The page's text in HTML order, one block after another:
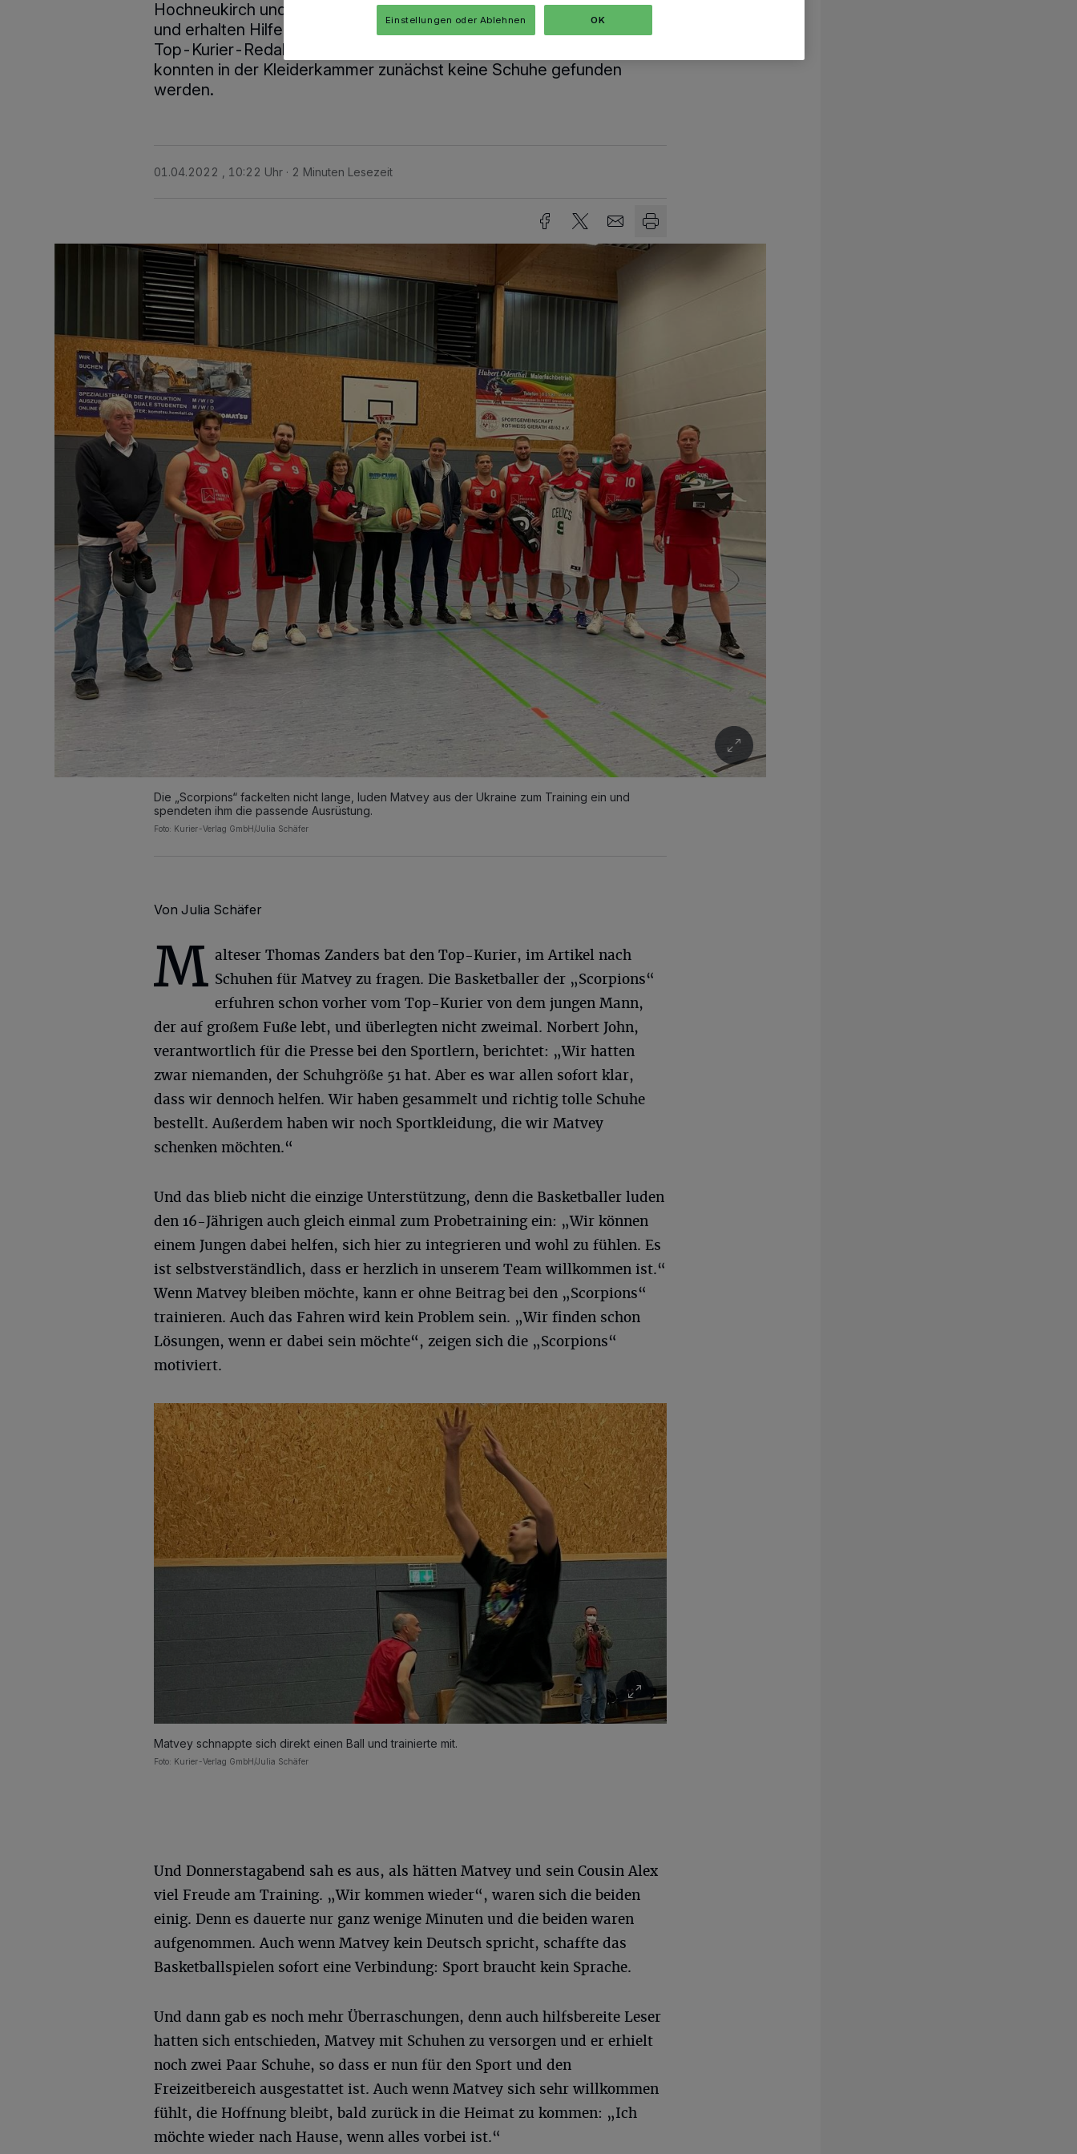
Hochneukirch und Odenkirchen sind die Ukrainer untergekommen
und erhalten Hilfe. Die Kleiderkammer der Malteser erzählte unserer
Top-Kurier-Redakteurin von Matvey. Denn mit Schuhgröße 51
konnten in der Kleiderkammer zunächst keine Schuhe gefunden
werden.
01.04.2022 , 10:22 Uhr 2 Minuten Lesezeit
Die „Scorpions“ fackelten nicht lange, luden Matvey aus der Ukraine zum Training ein und
spendeten ihm die passende Ausrüstung.
Foto: Kurier-Verlag GmbH/Julia Schäfer
Von Julia Schäfer
M alteser Thomas Zanders bat den Top-Kurier, im Artikel nach
Schuhen für Matvey zu fragen. Die Basketballer der „Scorpions“
erfuhren schon vorher vom Top-Kurier von dem jungen Mann,
der auf großem Fuße lebt, und überlegten nicht zweimal. Norbert John,
verantwortlich für die Presse bei den Sportlern, berichtet: „Wir hatten
zwar niemanden, der Schuhgröße 51 hat. Aber es war allen sofort klar,
dass wir dennoch helfen. Wir haben gesammelt und richtig tolle Schuhe
bestellt. Außerdem haben wir noch Sportkleidung, die wir Matvey
schenken möchten.“
Und das blieb nicht die einzige Unterstützung, denn die Basketballer luden
den 16-Jährigen auch gleich einmal zum Probetraining ein: „Wir können
einem Jungen dabei helfen, sich hier zu integrieren und wohl zu fühlen. Es
ist selbstverständlich, dass er herzlich in unserem Team willkommen ist.“
Wenn Matvey bleiben möchte, kann er ohne Beitrag bei den „Scorpions“
trainieren. Auch das Fahren wird kein Problem sein. „Wir finden schon
Lösungen, wenn er dabei sein möchte“, zeigen sich die „Scorpions“
motiviert.
Matvey schnappte sich direkt einen Ball und trainierte mit.
Foto: Kurier-Verlag GmbH/Julia Schäfer
Und Donnerstagabend sah es aus, als hätten Matvey und sein Cousin Alex
viel Freude am Training. „Wir kommen wieder“, waren sich die beiden
einig. Denn es dauerte nur ganz wenige Minuten und die beiden waren
aufgenommen. Auch wenn Matvey kein Deutsch spricht, schaffte das
Basketballspielen sofort eine Verbindung: Sport braucht kein Sprache.
Und dann gab es noch mehr Überraschungen, denn auch hilfsbereite Leser
hatten sich entschieden, Matvey mit Schuhen zu versorgen und er erhielt
noch zwei Paar Schuhe, so dass er nun für den Sport und den
Freizeitbereich ausgestattet ist. Auch wenn Matvey sich sehr willkommen
fühlt, die Hoffnung bleibt, bald zurück in die Heimat zu kommen: „Ich
möchte wieder nach Hause, wenn alles vorbei ist.“
Einstellungen oder Ablehnen OK